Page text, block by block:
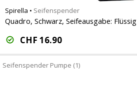
Spirella • Seifenspender
Quadro, Schwarz, Seifeausgabe: Flüssig
CHF 16.90
Seifenspender Pumpe (1)